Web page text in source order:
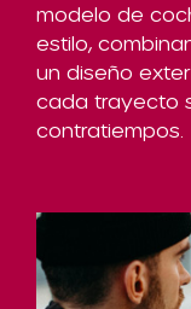
modelo de
estilo,
un diseño
cada trayecto
contratiempos.